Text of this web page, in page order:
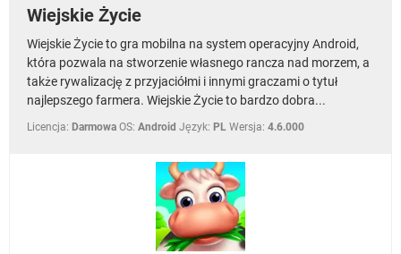
Wiejskie Życie
Wiejskie Życie to gra mobilna na system operacyjny Android,
która pozwala na stworzenie własnego rancza nad morzem, a
także rywalizację z przyjaciółmi i innymi graczami o tytuł
najlepszego farmera. Wiejskie Życie to bardzo dobra...
Licencja: Darmowa OS: Android Język: PL Wersja: 4.6.000